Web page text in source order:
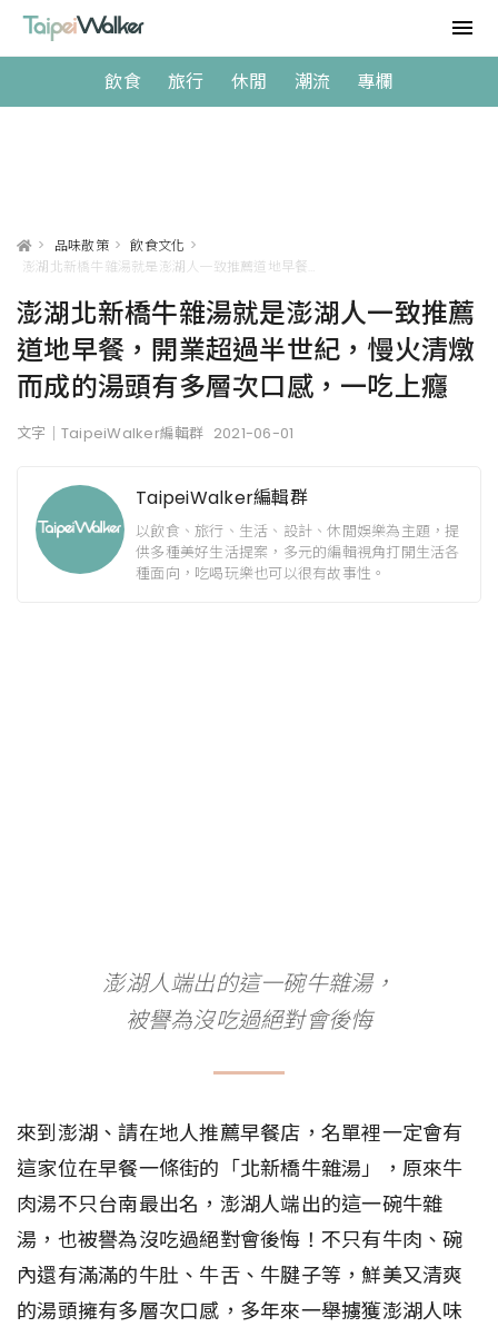
飲食 旅行 休閒 潮流 專欄
> 品味散策 > 飲食文化 >
澎湖北新橋牛雜湯就是澎湖人一致推薦
道地早餐，開業超過半世紀，慢火清燉
而成的湯頭有多層次口感，一吃上癮
文字｜TaipeiWalker編輯群 2021-06-01
TaipeiWalker編輯群
以飲食、旅行、生活、設計、休閒娛樂為主題，提
供多種美好生活提案，多元的編輯視角打開生活各
種面向，吃喝玩樂也可以很有故事性。
澎湖人端出的這一碗牛雜湯，
被譽為沒吃過絕對會後悔
來到澎湖、請在地人推薦早餐店，名單裡一定會有
這家位在早餐一條街的「北新橋牛雜湯」，原來牛
肉湯不只台南最出名，澎湖人端出的這一碗牛雜
湯，也被譽為沒吃過絕對會後悔！不只有牛肉、碗
內還有滿滿的牛肚、牛舌、牛腱子等，鮮美又清爽
的湯頭擁有多層次口感，多年來一舉擄獲澎湖人味